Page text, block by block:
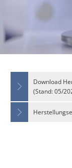
Download
(Stand: 05/